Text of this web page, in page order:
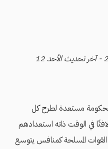
منشور الأحد 12 شباط/فبراير 2023 - آخر تحديث الأحد 12
مستعدة لطرح كل
في الوقت ذاته استعدادهم
المسلحة كمنافس يتوسع